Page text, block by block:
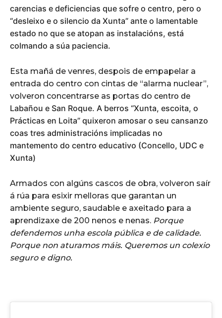
carencias e deficiencias que sofre o centro, pero o
“desleixo e o silencio da Xunta” ante o lamentable
estado no que se atopan as instalacións, está
colmando a súa paciencia.
Esta mañá de venres, despois de empapelar a
entrada do centro con cintas de “alarma nuclear”,
volveron concentrarse as portas do centro de
Labañou e San Roque. A berros “Xunta, escoita, o
Prácticas en Loita” quixeron amosar o seu cansanzo
coas tres administracións implicadas no
mantemento do centro educativo (Concello, UDC e
Xunta)
Armados con algúns cascos de obra, volveron saír
á rúa para esixir melloras que garantan un
ambiente seguro, saudable e axeitado para a
aprendizaxe de 200 nenos e nenas. Porque
defendemos unha escola pública e de calidade.
Porque non aturamos máis. Queremos un colexio
seguro e digno.